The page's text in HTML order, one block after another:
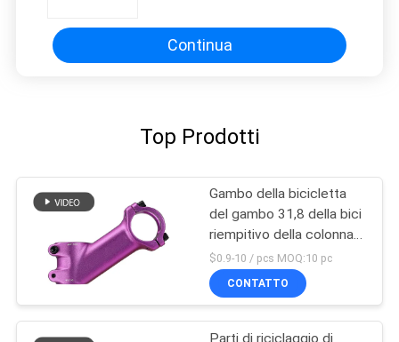
Continua
Top Prodotti
Gambo della bicicletta
del gambo 31,8 della bici
riempitivo della colonna
montante del manubrio
da 35 gradi
$0.9-10 / pcs MOQ:10 pc
CONTATTO
Parti di riciclaggio di